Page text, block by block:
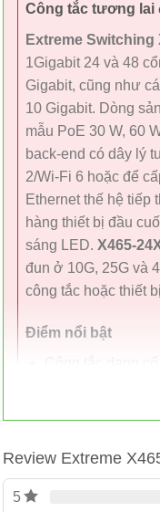
Công tắc tương lai
Extreme Switching
1Gigabit 24 và 48
Gigabit, cũng như
10 Gigabit. Dòng
mẫu PoE 30 W, 60
back-end có dây lý
2/Wi-Fi 6 hoặc để
Ethernet thế hệ tiếp
hàng thiết bị đầu
sáng LED. X465-
đun ở 10G, 25G và
công tắc hoặc thiết
Điểm nổi bật
tổng hợp và truy
Phạm vi của các
Tùy chọn đường
Hỗ trợ PoE 30
Review Extreme
5